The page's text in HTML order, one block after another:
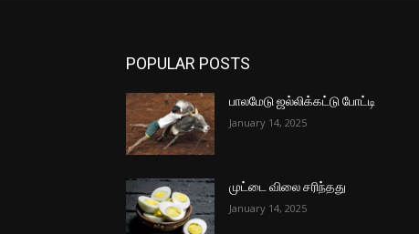
POPULAR POSTS
பாலமேடு ஜல்லிக்கட்டு போட்டி
January 14, 2025
முட்டை விலை சரிந்தது
January 14, 2025